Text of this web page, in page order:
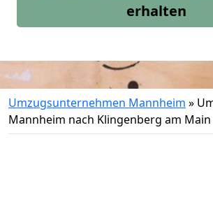
erhalten
Umzugsunternehmen Mannheim »
Mannheim nach Klingenberg am Main